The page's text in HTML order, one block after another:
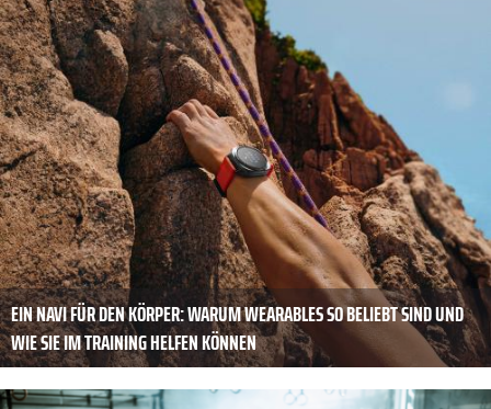
EIN NAVI FÜR DEN KÖRPER: WARUM WEARABLES SO BELIEBT SIND UND
WIE SIE IM TRAINING HELFEN KÖNNEN